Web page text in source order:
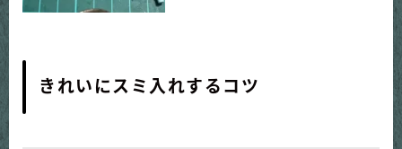
きれいにスミ入れするコツ